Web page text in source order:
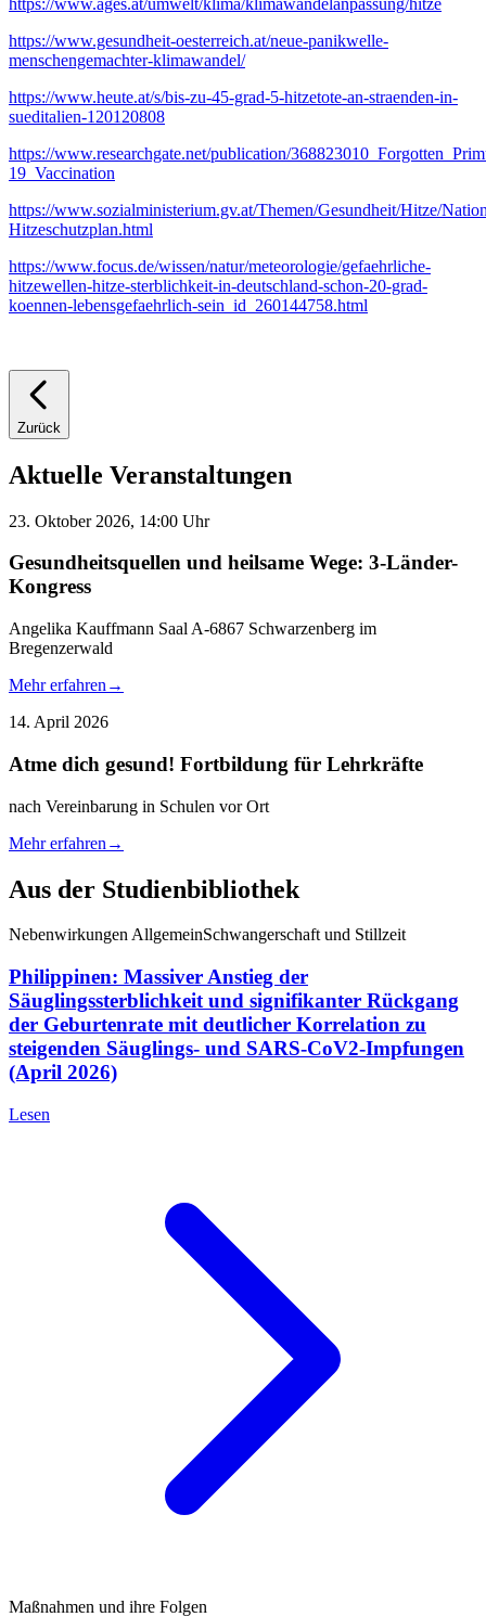
https://www.ages.at/umwelt/klima/klimawandelanpassung/hitze
https://www.gesundheit-oesterreich.at/neue-panikwelle-
menschengemachter-klimawandel/
https://www.heute.at/s/bis-zu-45-grad-5-hitzetote-an-straenden-in-
sueditalien-120120808
https://www.researchgate.net/publication/
19_Vaccination
https://www.sozialministerium.gv.at/Themen/Gesundheit/Hitze/
Hitzeschutzplan.html
https://www.focus.de/wissen/natur/meteorologie/gefaehrliche-
hitzewellen-hitze-sterblichkeit-in-deutschland-schon-20-grad-
koennen-lebensgefaehrlich-sein_id_260144758.html
Zurück
Aktuelle Veranstaltungen
23. Oktober 2026, 14:00 Uhr
Gesundheitsquellen und heilsame Wege: 3-Länder-
Kongress
Angelika Kauffmann Saal A-6867 Schwarzenberg im
Bregenzerwald
Mehr erfahren →
14. April 2026
Atme dich gesund! Fortbildung für Lehrkräfte
nach Vereinbarung in Schulen vor Ort
Mehr erfahren →
Aus der Studienbibliothek
Nebenwirkungen AllgemeinSchwangerschaft und Stillzeit
Philippinen: Massiver Anstieg der
Säuglingssterblichkeit und signifikanter Rückgang
der Geburtenrate mit deutlicher Korrelation zu
steigenden Säuglings- und SARS-CoV2-Impfungen
(April 2026)
Lesen
Maßnahmen und ihre Folgen